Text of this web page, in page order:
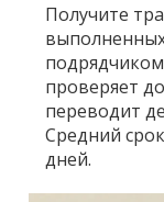
Получите
проверяет
переводит
Средний
дней.